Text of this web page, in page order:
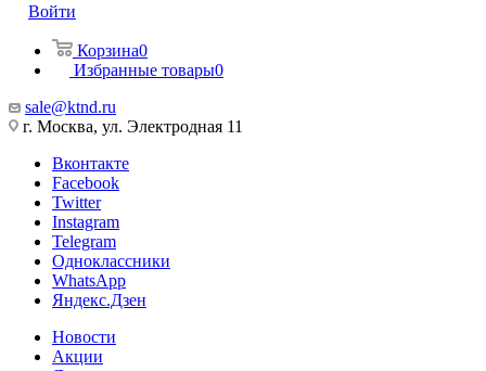
Войти
Корзина0
Избранные товары0
sale@ktnd.ru
г. Москва, ул. Электродная 11
Вконтакте
Facebook
Twitter
Instagram
Telegram
Одноклассники
WhatsApp
Яндекс.Дзен
Новости
Акции